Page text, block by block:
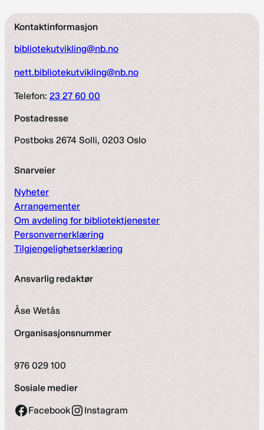
Kontaktinformasjon
bibliotekutvikling@nb.no
nett.bibliotekutvikling@nb.no
Telefon: 23 27 60 00
Postadresse
Postboks 2674 Solli, 0203 Oslo
Snarveier
Nyheter
Arrangementer
Om avdeling for bibliotektjenester
Personvernerklæring
Tilgjengelighetserklæring
Ansvarlig redaktør
Åse Wetås
Organisasjonsnummer
976 029 100
Sosiale medier
Facebook Instagram